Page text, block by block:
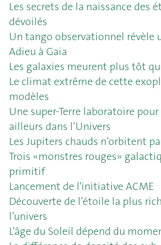
Les secrets de la naissance des
dévoilés
Un tango observationnel révèle
Adieu à Gaia
Les galaxies meurent plus tôt
Le climat extrême de cette
modèles
Une super-Terre laboratoire
ailleurs dans l’Univers
Les Jupiters chauds n’orbitent
Trois «monstres rouges»
primitif
Lancement de l'initiative ACME
Découverte de l’étoile la plus
l’univers
L’âge du Soleil dépend du